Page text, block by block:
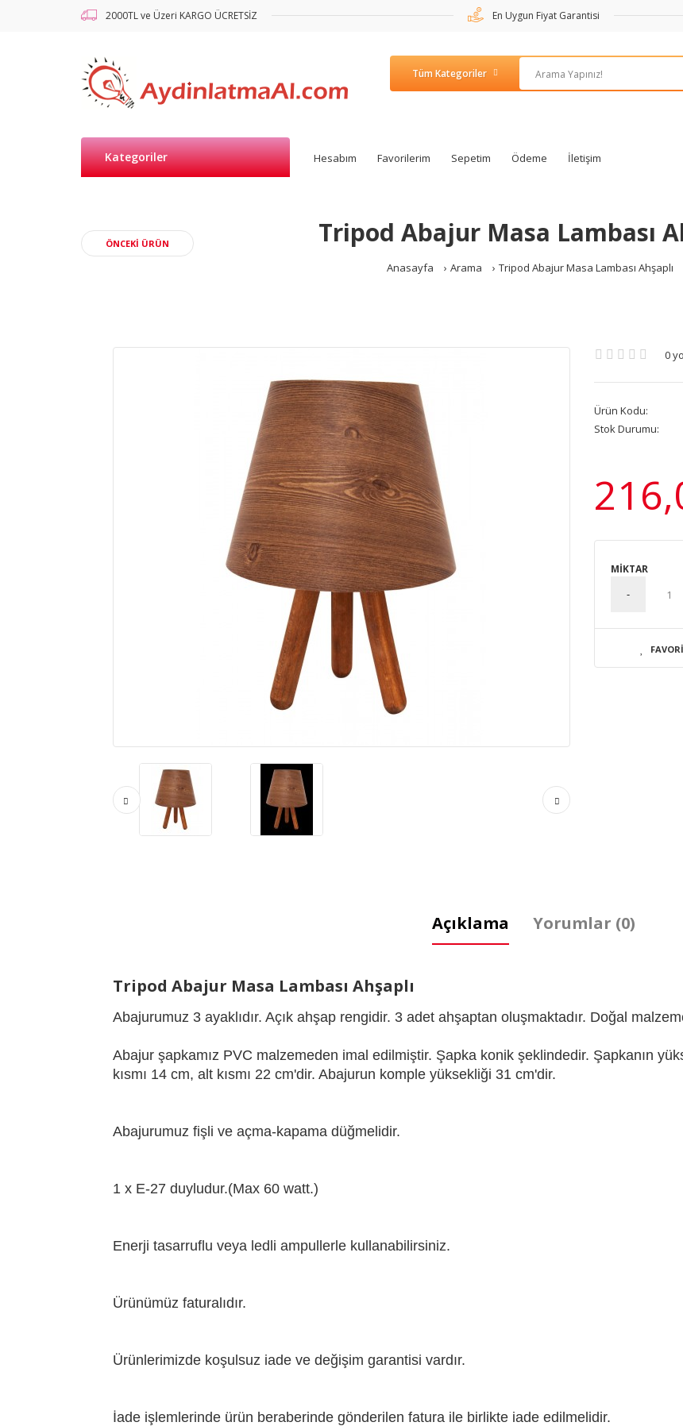
2000TL ve Üzeri KARGO ÜCRETSİZ En Uygun Fiyat Garantisi
Kategoriler Hesabım Favorilerim Sepetim Ödeme İletişim
ÖNCEKI ÜRÜN Tripod Abajur Masa Lambası
Anasayfa Arama Tripod Abajur Masa Lambası Ahşaplı
0
Ürün Kodu:
Stok Durumu:
MIKTAR
Açıklama Yorumlar (0)
Tripod Abajur Masa Lambası Ahşaplı
Abajurumuz 3 ayaklıdır. Açık ahşap rengidir. 3 adet ahşaptan oluşmaktadır. Doğal
Abajur şapkamız PVC malzemeden imal edilmiştir. Şapka konik şeklindedir. Şapkanın
kısmı 14 cm, alt kısmı 22 cm'dir. Abajurun komple yüksekliği 31 cm'dir.
Abajurumuz fişli ve açma-kapama düğmelidir.
1 x E-27 duyludur.(Max 60 watt.)
Enerji tasarruflu veya ledli ampullerle kullanabilirsiniz.
Ürünümüz faturalıdır.
Ürünlerimizde koşulsuz iade ve değişim garantisi vardır.
İade işlemlerinde ürün beraberinde gönderilen fatura ile birlikte iade edilmelidir.